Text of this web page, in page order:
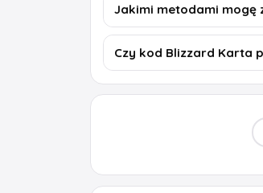
Jakimi metodami mogę
Czy kod Blizzard Karta